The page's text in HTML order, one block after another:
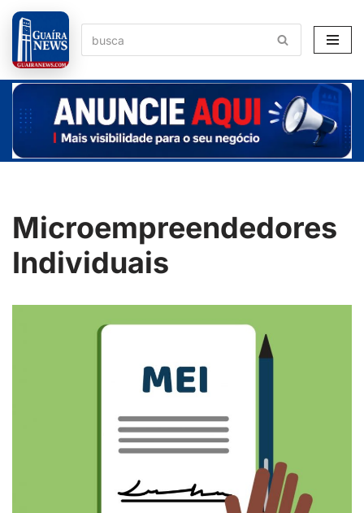
Pular
para
o
conteúdo
Microempreendedores
Individuais